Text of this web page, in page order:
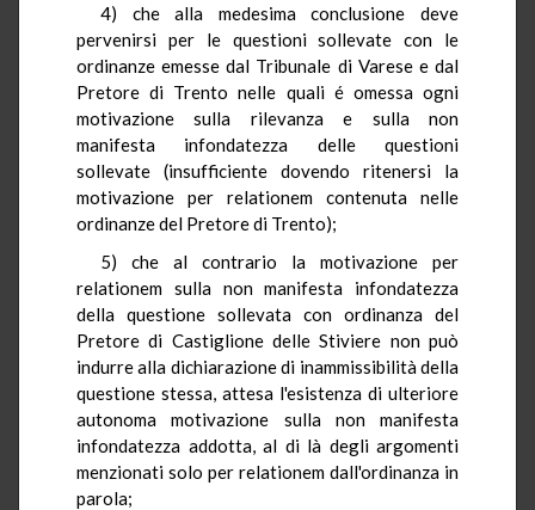
4) che alla medesima conclusione deve
pervenirsi per le questioni sollevate con le
ordinanze emesse dal Tribunale di Varese e dal
Pretore di Trento nelle quali é omessa ogni
motivazione sulla rilevanza e sulla non
manifesta infondatezza delle questioni
sollevate (insufficiente dovendo ritenersi la
motivazione per relationem contenuta nelle
ordinanze del Pretore di Trento);
5) che al contrario la motivazione per
relationem sulla non manifesta infondatezza
della questione sollevata con ordinanza del
Pretore di Castiglione delle Stiviere non può
indurre alla dichiarazione di inammissibilità della
questione stessa, attesa l'esistenza di ulteriore
autonoma motivazione sulla non manifesta
infondatezza addotta, al di là degli argomenti
menzionati solo per relationem dall'ordinanza in
parola;